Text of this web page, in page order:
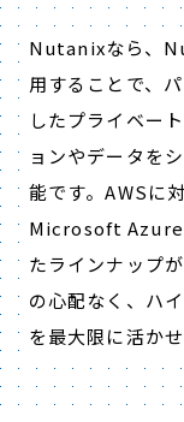
Nutanixなら、
用することで、
したプライベー
ョンやデータを
能です。AWSに
Microsoft Azure
たラインナップ
の心配なく、ハ
を最大限に活かせ